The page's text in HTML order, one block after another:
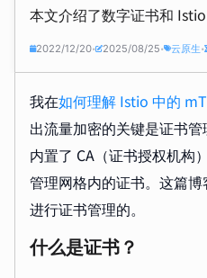
本文介绍了数字证书和 Istio
2022/12/20• 2025/08/25 • 云原生 •
我在如何理解 Istio 中的
出流量加密的关键是证书
内置了 CA（证书授权机构
管理网格内的证书。这篇
进行证书管理的。
什么是证书？